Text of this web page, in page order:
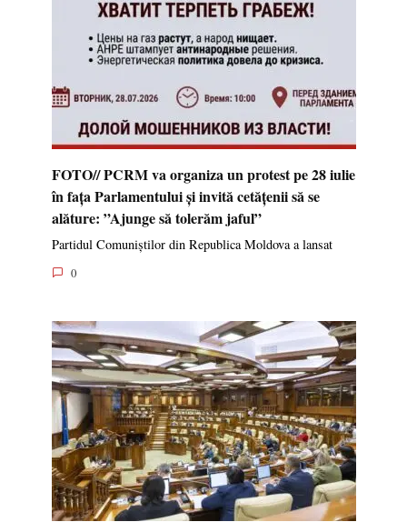
FOTO// PCRM va organiza un protest pe 28 iulie
în fața Parlamentului și invită cetățenii să se
alăture: ”Ajunge să tolerăm jaful”
Partidul Comuniștilor din Republica Moldova a lansat
0